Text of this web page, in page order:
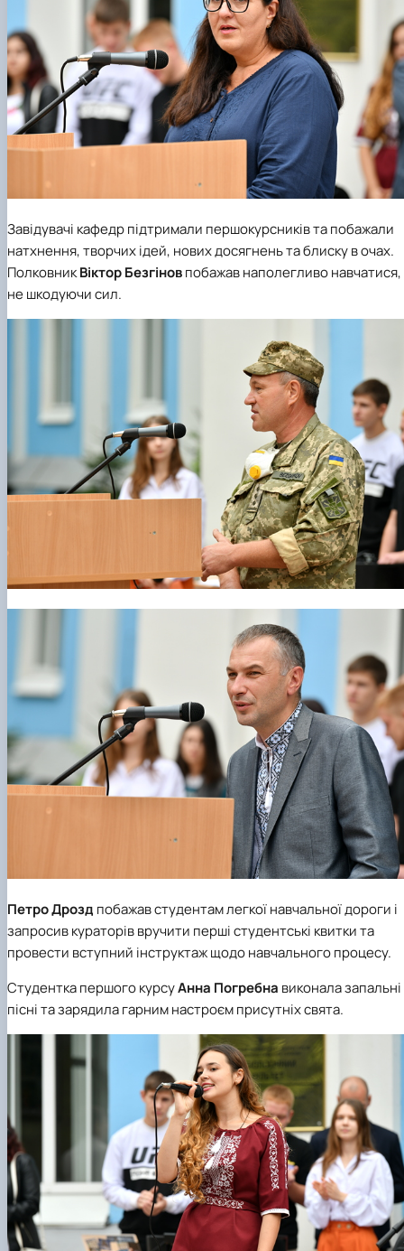
Завідувачі кафедр підтримали першокурсників та побажали
натхнення, творчих ідей, нових досягнень та блиску в очах.
ПолковникВіктор Безгіновпобажав наполегливо навчатися,
не шкодуючи сил.
Петро Дрозд побажав студентам легкої навчальної дороги і
запросив кураторів вручити перші студентські квитки та
провести вступний інструктаж щодо навчального процесу.
Студентка першого курсуАнна Погребна виконала запальні
пісні та зарядила гарним настроєм присутніх свята.